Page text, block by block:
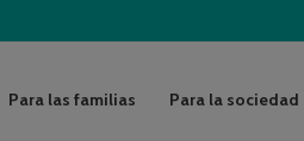
Para las familias Para la sociedad